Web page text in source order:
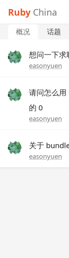
Ruby China
概况 话题
想问一下求
easonyuen
请问怎么
的 0
easonyuen
关于
easonyuen